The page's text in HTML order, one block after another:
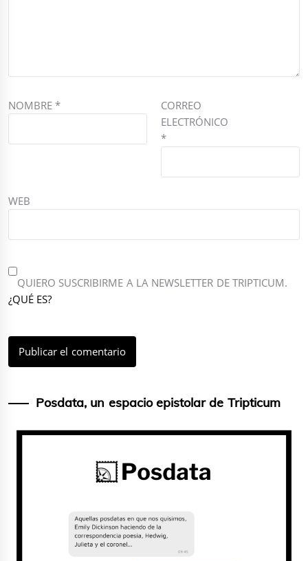
NOMBRE*
CORREO
ELECTRÓNICO
*
WEB
QUIERO SUSCRIBIRME A LA NEWSLETTER DE TRIPTICUM.
¿QUÉ ES?
Posdata, un espacio epistolar de Tripticum